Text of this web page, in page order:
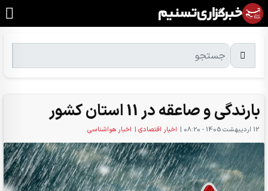
بارندگی و صاعقه در 11 استان کشور
12 ارديبهشت 1405 - 08:20 | اخبار اقتصادی | اخبار هواشناسی